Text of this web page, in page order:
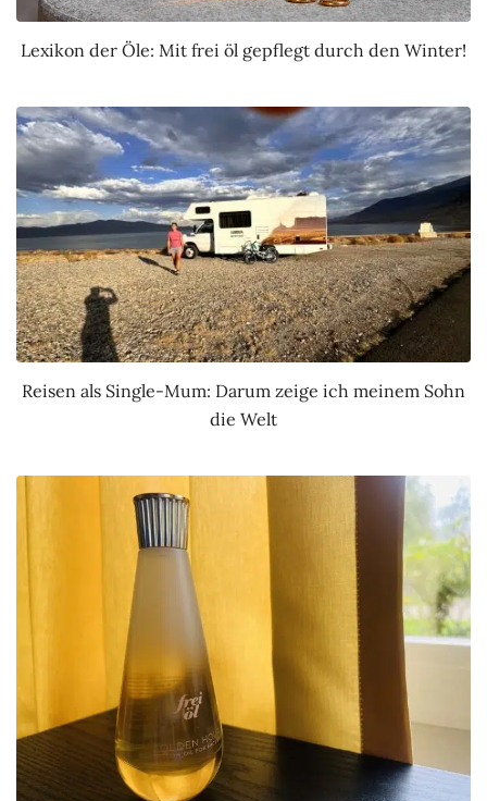
Lexikon der Öle: Mit frei öl gepflegt durch den Winter!
Reisen als Single-Mum: Darum zeige ich meinem Sohn
die Welt